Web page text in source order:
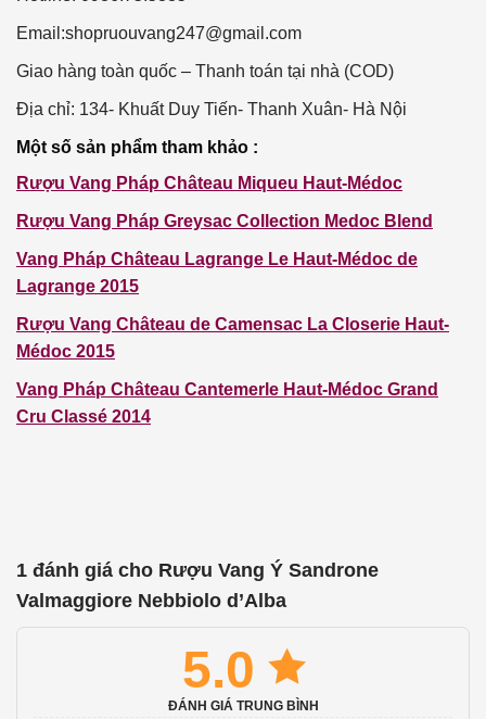
Email:shopruouvang247@gmail.com
Giao hàng toàn quốc – Thanh toán tại nhà (COD)
Địa chỉ: 134- Khuất Duy Tiến- Thanh Xuân- Hà Nội
Một số sản phẩm tham khảo :
Rượu Vang Pháp Château Miqueu Haut-Médoc
Rượu Vang Pháp Greysac Collection Medoc Blend
Vang Pháp Château Lagrange Le Haut-Médoc de
Lagrange 2015
Rượu Vang Château de Camensac La Closerie Haut-
Médoc 2015
Vang Pháp Château Cantemerle Haut-Médoc Grand
Cru Classé 2014
1 đánh giá cho Rượu Vang Ý Sandrone
Valmaggiore Nebbiolo d’Alba
5.0
ĐÁNH GIÁ TRUNG BÌNH